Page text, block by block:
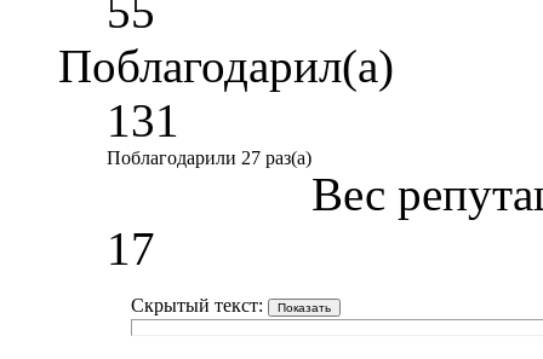
55
Поблагодарил(а)
131
Поблагодарили 27 раз(а)
Вес
17
Скрытый текст: